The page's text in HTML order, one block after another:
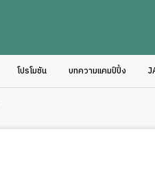
โปรโมชัน บทความแคมป์ปิ้ง